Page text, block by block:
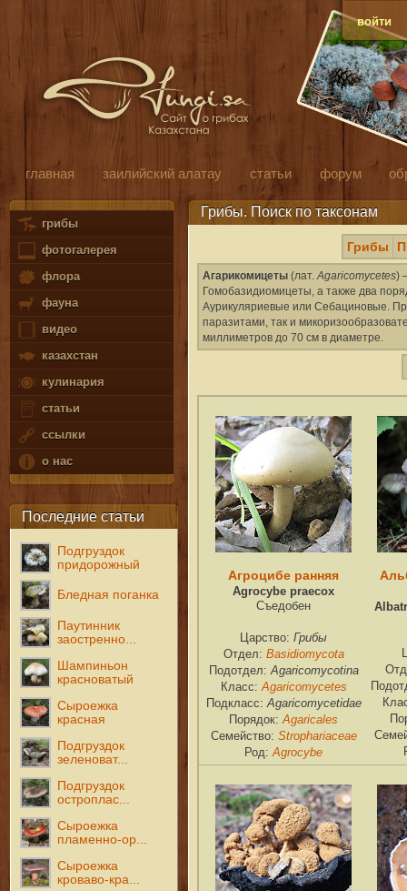
войти
главная заилийский алатау статьи форум
грибы
фотогалерея
флора
фауна
видео
казахстан
кулинария
статьи
ссылки
о нас
Последние статьи
Подгруздок
придорожный
Бледная поганка
Паутинник
заостренно...
Шампиньон
красноватый
Сыроежка
красная
Подгруздок
зеленоват...
Подгруздок
остроплас...
Сыроежка
пламенно-ор...
Сыроежка
кроваво-кра...
Грибы. Поиск по таксонам
Грибы
Агарикомицеты (лат.Agaricomycetes)
Гомобазидиомицеты, а также два
Аурикуляриевые или Себациновые.
паразитами, так и
миллиметров до 70 см в диаметре.
Агроцибе ранняя
Agrocybe praecox
Съедобен
Царство: Грибы
Отдел: Basidiomycota
Подотдел:Agaricomycotina
Класс:Agaricomycetes
Подкласс:Agaricomycetidae
Порядок:Agaricales
Семейство: Strophariaceae
Род:Agrocybe